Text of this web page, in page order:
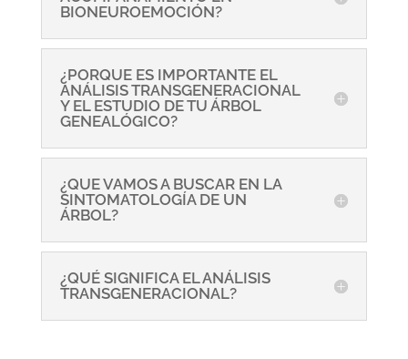
BIONEUROEMOCIÓN?
¿PORQUE ES IMPORTANTE EL
ANÁLISIS TRANSGENERACIONAL
Y EL ESTUDIO DE TU ÁRBOL
GENEALÓGICO?
¿QUE VAMOS A BUSCAR EN LA
SINTOMATOLOGÍA DE UN
ÁRBOL?
¿QUÉ SIGNIFICA EL ANÁLISIS
TRANSGENERACIONAL?